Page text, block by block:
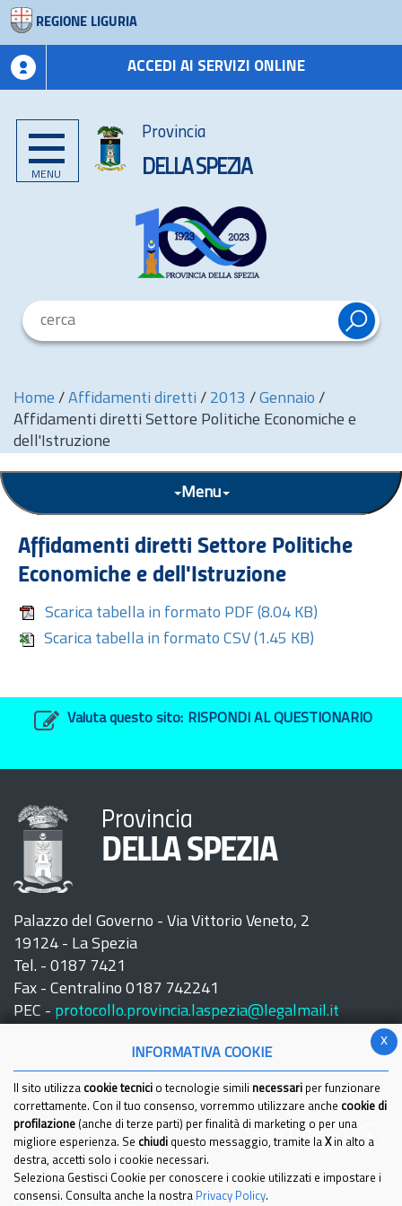
REGIONE LIGURIA
ACCEDI AI SERVIZI ONLINE
MENU
Provincia
DELLA SPEZIA
Home / Affidamenti diretti / 2013 / Gennaio /
Affidamenti diretti Settore Politiche Economiche e
dell'Istruzione
Menu
Affidamenti diretti Settore Politiche
Economiche e dell'Istruzione
Scarica tabella in formato PDF (8.04 KB)
Scarica tabella in formato CSV (1.45 KB)
Valuta questo sito: RISPONDI AL QUESTIONARIO
Provincia
DELLA SPEZIA
Palazzo del Governo - Via Vittorio Veneto, 2
19124 - La Spezia
Tel. - 0187 7421
Fax - Centralino 0187 742241
PEC - protocollo.provincia.laspezia@legalmail.it
Seguici su:
x
INFORMATIVA COOKIE
Il sito utilizza cookie tecnici o tecnologie simili necessari per funzionare
correttamente. Con il tuo consenso, vorremmo utilizzare anche cookie di
profilazione (anche di terze parti) per finalità di marketing o per una
migliore esperienza. Se chiudi questo messaggio, tramite la Xin alto a
destra, accetti solo i cookie necessari.
Seleziona Gestisci Cookie per conoscere i cookie utilizzati e impostare i
consensi. Consulta anche la nostra Privacy Policy.